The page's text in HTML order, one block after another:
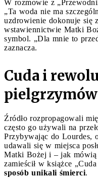
W rozmowie z
„Ta woda nie ma
uzdrowienie dokonuje się
wstawiennictwie Matki
symbol. „Dla mnie to
zaznacza.
Cuda i
pielgrzymów
Źródło rozpropagowali
często go używali na
Przybywając do Lourdes,
udawali się w miejsca
Matki Bożej i – jak
zamieścił w książce
sposób unikali śmierci.